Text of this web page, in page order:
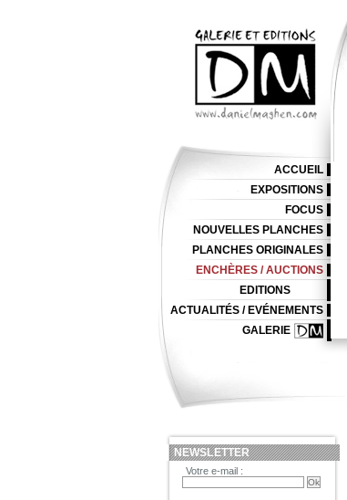
ACCUEIL
EXPOSITIONS
FOCUS
NOUVELLES PLANCHES
PLANCHES ORIGINALES
ENCHÈRES / AUCTIONS
EDITIONS
ACTUALITÉS / EVÉNEMENTS
GALERIE
NEWSLETTER
Votre e-mail :